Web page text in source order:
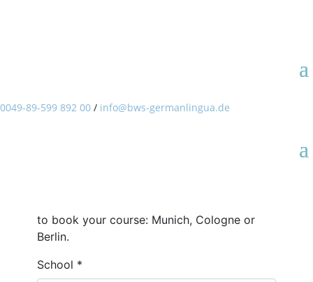
0049-89-599 892 00 / info@bws-germanlingua.de